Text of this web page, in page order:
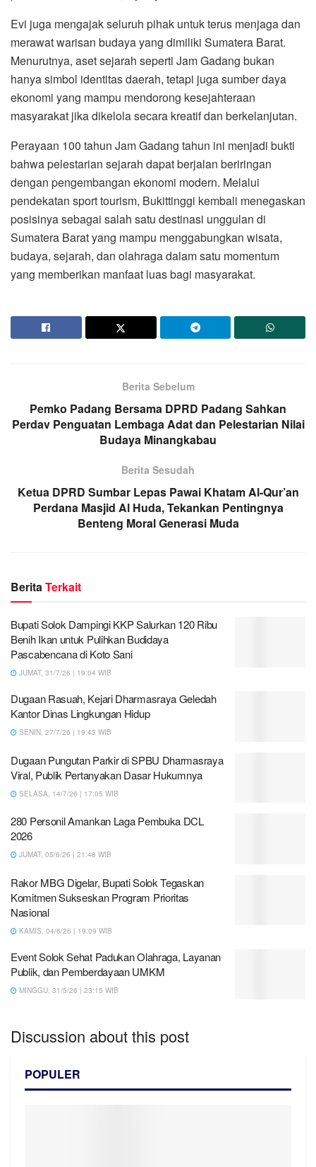
Evi juga mengajak seluruh pihak untuk terus menjaga dan
merawat warisan budaya yang dimiliki Sumatera Barat.
Menurutnya, aset sejarah seperti Jam Gadang bukan
hanya simbol identitas daerah, tetapi juga sumber daya
ekonomi yang mampu mendorong kesejahteraan
masyarakat jika dikelola secara kreatif dan berkelanjutan.
Perayaan 100 tahun Jam Gadang tahun ini menjadi bukti
bahwa pelestarian sejarah dapat berjalan beriringan
dengan pengembangan ekonomi modern. Melalui
pendekatan sport tourism, Bukittinggi kembali menegaskan
posisinya sebagai salah satu destinasi unggulan di
Sumatera Barat yang mampu menggabungkan wisata,
budaya, sejarah, dan olahraga dalam satu momentum
yang memberikan manfaat luas bagi masyarakat.
Berita Sebelum
Pemko Padang Bersama DPRD Padang Sahkan
Perdav Penguatan Lembaga Adat dan Pelestarian Nilai
Budaya Minangkabau
Berita Sesudah
Ketua DPRD Sumbar Lepas Pawai Khatam Al-Qur’an
Perdana Masjid Al Huda, Tekankan Pentingnya
Benteng Moral Generasi Muda
BeritaTerkait
Bupati Solok Dampingi KKP Salurkan 120 Ribu
Benih Ikan untuk Pulihkan Budidaya
Pascabencana di Koto Sani
JUMAT, 31/7/26 | 19:04 WIB
Dugaan Rasuah, Kejari Dharmasraya Geledah
Kantor Dinas Lingkungan Hidup
SENIN, 27/7/26 | 19:43 WIB
Dugaan Pungutan Parkir di SPBU Dharmasraya
Viral, Publik Pertanyakan Dasar Hukumnya
SELASA, 14/7/26 | 17:05 WIB
280 Personil Amankan Laga Pembuka DCL
2026
JUMAT, 05/6/26 | 21:48 WIB
Rakor MBG Digelar, Bupati Solok Tegaskan
Komitmen Sukseskan Program Prioritas
Nasional
KAMIS, 04/6/26 | 19:09 WIB
Event Solok Sehat Padukan Olahraga, Layanan
Publik, dan Pemberdayaan UMKM
MINGGU, 31/5/26 | 23:15 WIB
Discussion about this post
POPULER